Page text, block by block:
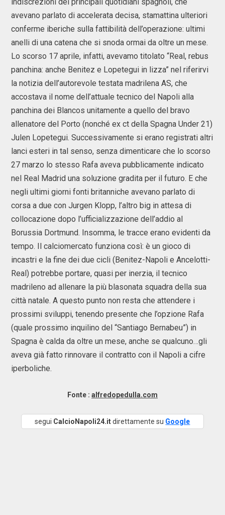
avevano parlato di accelerata decisa, stamattina ulteriori
conferme iberiche sulla fattibilità dell’operazione: ultimi
anelli di una catena che si snoda ormai da oltre un mese.
Lo scorso 17 aprile, infatti, avevamo titolato “Real, rebus
panchina: anche Benitez e Lopetegui in lizza” nel riferirvi
la notizia dell’autorevole testata madrilena AS, che
accostava il nome dell’attuale tecnico del Napoli alla
panchina dei Blancos unitamente a quello del bravo
allenatore del Porto (nonché ex ct della Spagna Under 21)
Julen Lopetegui. Successivamente si erano registrati altri
lanci esteri in tal senso, senza dimenticare che lo scorso
27 marzo lo stesso Rafa aveva pubblicamente indicato
nel Real Madrid una soluzione gradita per il futuro. E che
negli ultimi giorni fonti britanniche avevano parlato di
corsa a due con Jurgen Klopp, l’altro big in attesa di
collocazione dopo l’ufficializzazione dell’addio al
Borussia Dortmund. Insomma, le tracce erano evidenti da
tempo. Il calciomercato funziona così: è un gioco di
incastri e la fine dei due cicli (Benitez-Napoli e Ancelotti-
Real) potrebbe portare, quasi per inerzia, il tecnico
madrileno ad allenare la più blasonata squadra della sua
città natale. A questo punto non resta che attendere i
prossimi sviluppi, tenendo presente che l’opzione Rafa
(quale prossimo inquilino del “Santiago Bernabeu”) in
Spagna è calda da oltre un mese, anche se qualcuno…gli
aveva già fatto rinnovare il contratto con il Napoli a cifre
iperboliche.
Fonte : alfredopedulla.com
segui CalcioNapoli24.itdirettamente su Google